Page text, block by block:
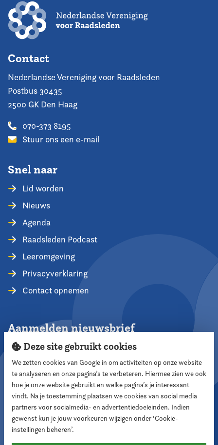
Contact
Nederlandse Vereniging voor Raadsleden
Postbus 30435
2500 GK Den Haag
070-373 8195
Stuur ons een e-mail
Snel naar
Lid worden
Nieuws
Agenda
Raadsleden Podcast
Leeromgeving
Privacyverklaring
Contact opnemen
Aanmelden nieuwsbrief
Aanmelden
Volg ons
Deze site gebruikt cookies
We zetten cookies van Google in om activiteiten op onze website
te analyseren en onze pagina’s te verbeteren. Hiermee zien we ook
hoe je onze website gebruikt en welke pagina’s je interessant
vindt. Na je toestemming plaatsen we cookies van social media
partners voor socialmedia- en advertentiedoeleinden. Indien
gewenst kun je jouw voorkeuren wijzigen onder ‘Cookie-
instellingen beheren’.